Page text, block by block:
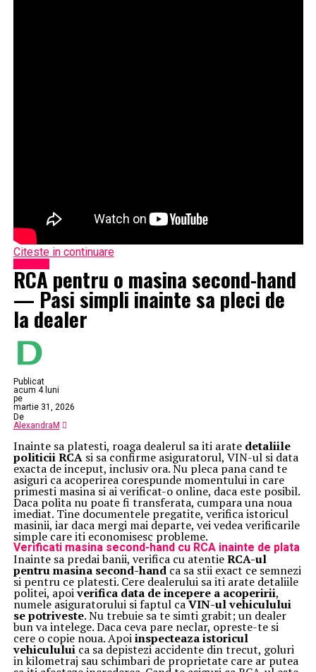
Citeste in continuare
RCA pentru o masina second-hand
— Pasi simpli inainte sa pleci de
la dealer
Publicat
acum 4 luni
pe
martie 31, 2026
De
AlexandraM
Inainte sa platesti, roaga dealerul sa iti arate detaliile
politicii RCAsi sa confirme asiguratorul, VIN-ul si data
exacta de inceput, inclusiv ora. Nu pleca pana cand te
asiguri ca acoperirea corespunde momentului in care
primesti masina si ai verificat-o online, daca este posibil.
Daca polita nu poate fi transferata, cumpara una noua
imediat. Tine documentele pregatite, verifica istoricul
masinii, iar daca mergi mai departe, vei vedea verificarile
simple care iti economisesc probleme.
Verificati masina second-hand cu RCA inainte de plata
Inainte sa predai banii, verifica cu atentieRCA-ul
pentru masina second-handca sa stii exact ce semnezi
si pentru ce platesti. Cere dealerului sa iti arate detaliile
politei, apoiverifica data de incepere a acoperirii,
numele asiguratorului si faptul caVIN-ul vehiculului
se potriveste. Nu trebuie sa te simti grabit; un dealer
bun va intelege. Daca ceva pare neclar, opreste-te si
cere o copie noua. Apoiinspecteaza istoricul
vehicululuica sa depistezi accidente din trecut, goluri
in kilometraj sau schimbari de proprietate care ar putea